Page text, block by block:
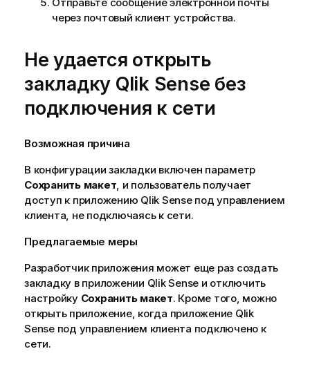
через почтовый клиент устройства.
Не удается открыть
закладку Qlik Sense без
подключения к сети
Возможная причина
В конфигурации закладки включен параметр
Сохранить макет , и пользователь получает
доступ к приложению Qlik Sense под управлением
клиента , не подключаясь к сети.
Предлагаемые меры
Разработчик приложения может еще раз создать
закладку в приложении Qlik Sense и отключить
настройку Сохранить макет. Кроме того, можно
открыть приложение, когда приложение Qlik
Sense под управлением клиента подключено к
сети.